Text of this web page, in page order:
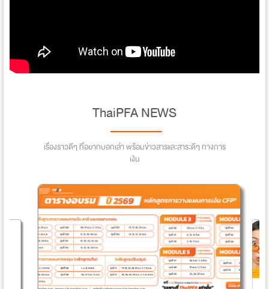
ThaiPFA NEWS
เรื่องราวดีๆ ที่อยากบอกเล่า พร้อมข่าวสารและสาระดีๆ ทางการ
เงิน